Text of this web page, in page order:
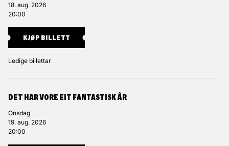
18. aug. 2026
20:00
KJØP BILLETT
Ledige billettar
DET HAR VORE EIT FANTASTISK ÅR
Onsdag
19. aug. 2026
20:00